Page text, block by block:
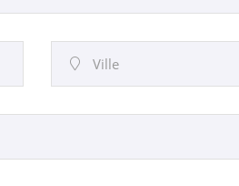
 Ville